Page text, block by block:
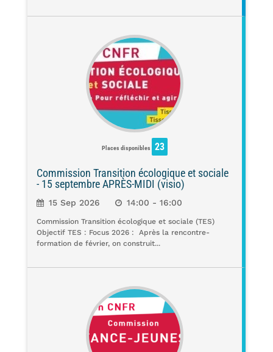
Places disponibles 23
Commission Transition écologique et sociale
- 15 septembre APRÈS-MIDI (visio)
15 Sep 2026 14:00 - 16:00
Commission Transition écologique et sociale (TES)
Objectif TES : Focus 2026 : Après la rencontre-
formation de février, on construit...